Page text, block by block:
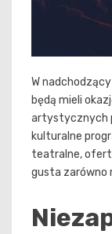
W
będą mieli
artystycznych
kulturalne
teatralne,
gusta zarówno